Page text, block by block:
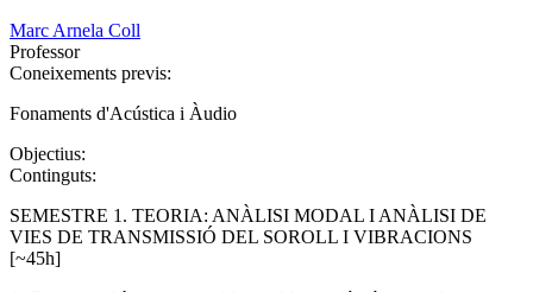
Marc Arnela Coll
Professor
Coneixements previs:
Fonaments d'Acústica i Àudio
Objectius:
Continguts:
SEMESTRE 1. TEORIA: ANÀLISI MODAL I ANÀLISI DE
VIES DE TRANSMISSIÓ DEL SOROLL I VIBRACIONS
[~45h]